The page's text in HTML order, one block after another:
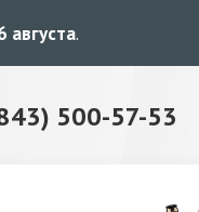
августа.
500-57-53